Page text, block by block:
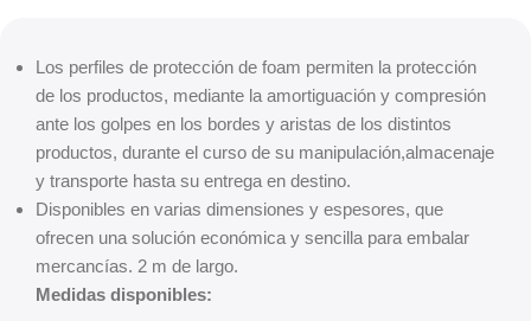
Los perfiles de protección de foam permiten la protección
de los productos, mediante la amortiguación y compresión
ante los golpes en los bordes y aristas de los distintos
productos, durante el curso de su manipulación,almacenaje
y transporte hasta su entrega en destino.
Disponibles en varias dimensiones y espesores, que
ofrecen una solución económica y sencilla para embalar
mercancías. 2 m de largo.
Medidas disponibles: